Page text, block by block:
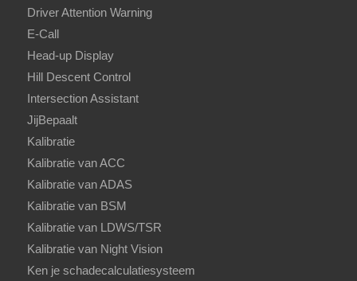
Driver Attention Warning
E-Call
Head-up Display
Hill Descent Control
Intersection Assistant
JijBepaalt
Kalibratie
Kalibratie van ACC
Kalibratie van ADAS
Kalibratie van BSM
Kalibratie van LDWS/TSR
Kalibratie van Night Vision
Ken je schadecalculatiesysteem